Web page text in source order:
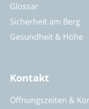
Glossar
Sicherheit am Berg
Gesundheit & Höhe
Kontakt
Öffnungszeiten &